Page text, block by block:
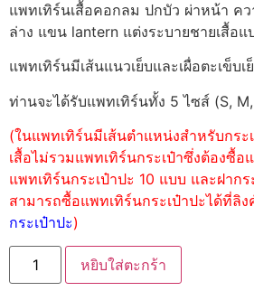
แพทเทิร์นเสื้อคอกลม ปกบัว ผ่าหน้า ค
ล่าง แขน lantern แต่งระบายชายเสื้อแ
แพทเทิร์นมีเส้นแนวเย็บและเผื่อตะเข็บเ
ท่านจะได้รับแพทเทิร์นทั้ง 5 ไซส์ (S, M,
(ในแพทเทิร์นมีเส้นตำแหน่งสำหรับกระ
เสื้อไม่รวมแพทเทิร์นกระเป๋าซึ่งต้องซื้อ
แพทเทิร์นกระเป๋าปะ 10 แบบ และฝาก
สามารถซื้อแพทเทิร์นกระเป๋าปะได้ที่ลิง
กระเป๋าปะ)
หยิบใส่ตะกร้า